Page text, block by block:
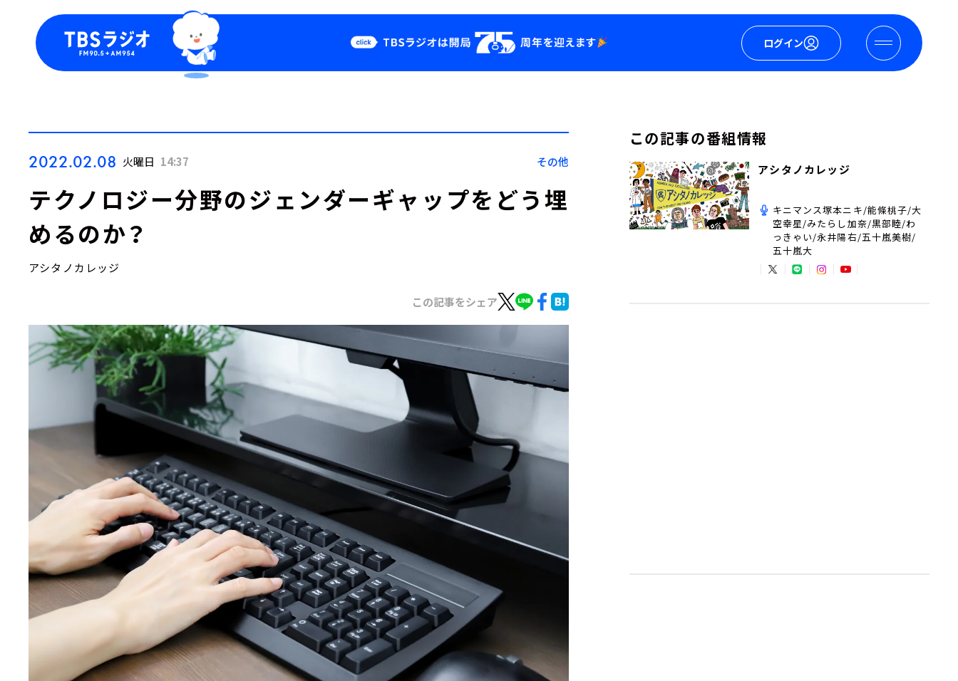
ログイン
Podcast
YouTube
2022.02.08 火曜日 14:37 その他
テクノロジー分野のジェンダーギャップをどう埋
めるのか？
アシタノカレッジ
この記事をシェア
この記事の番組情報
アシタノカレッジ
キニマンス塚本ニキ/能條桃子/大
空幸星/みたらし加奈/黒部睦/わ
っきゃい/永井陽右/五十嵐美樹/
五十嵐大